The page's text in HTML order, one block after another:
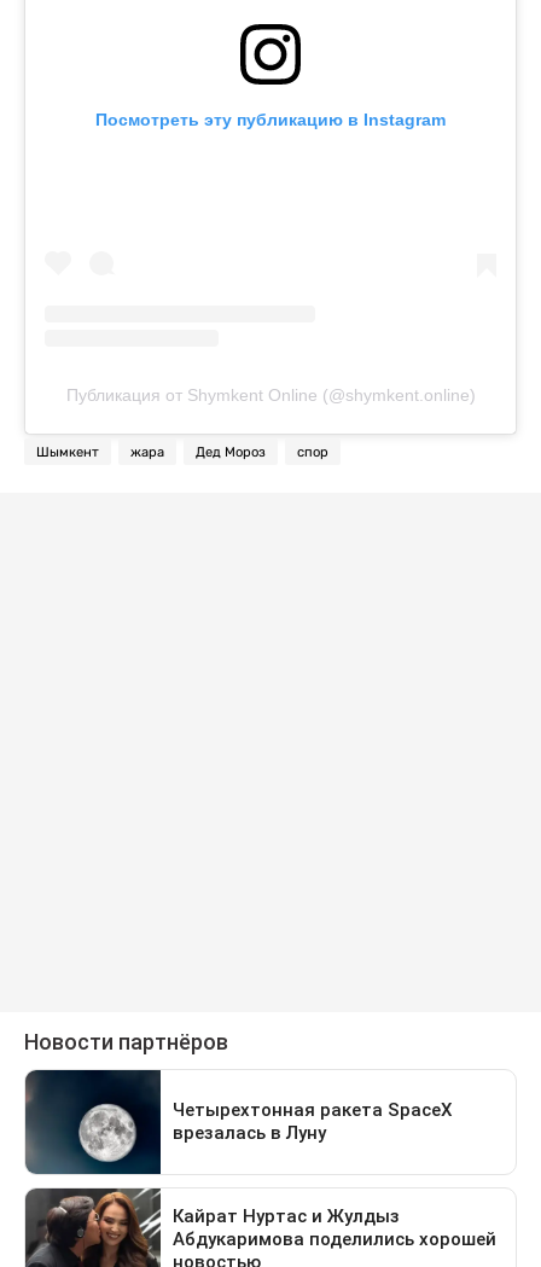
Посмотреть эту публикацию в Instagram
Публикация от Shymkent Online (@shymkent.online)
Шымкент жара Дед Мороз спор